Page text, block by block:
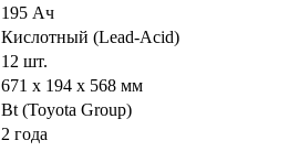
195 Ач
Кислотный (Lead-Acid)
12 шт.
671 х 194 х 568 мм
Bt (Toyota Group)
2 года